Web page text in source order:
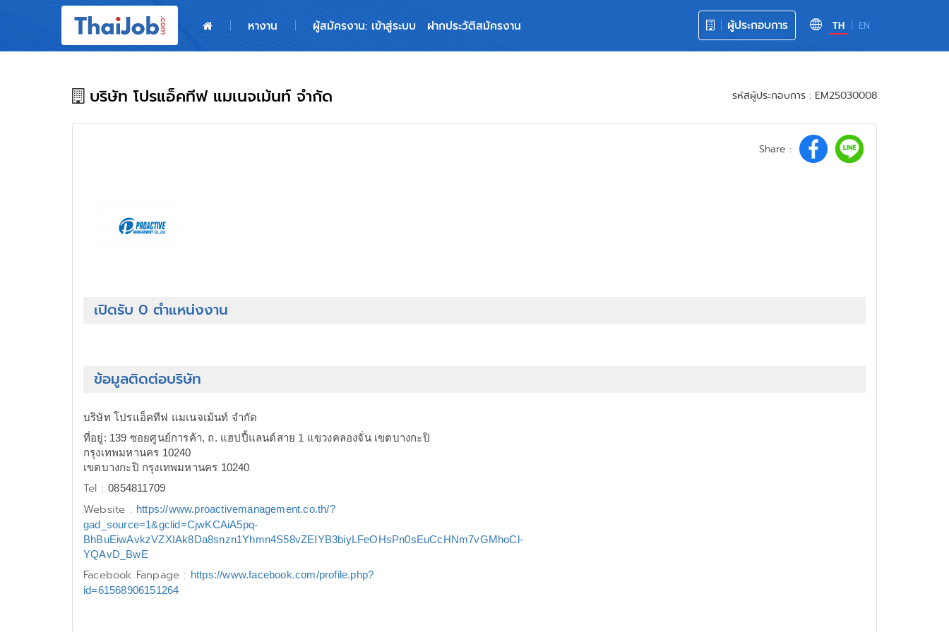
TH EN
ผู้ประกอบการ
หางาน ผู้สมัครงาน: เข้าสู่ระบบ ฝากประวัติสมัครงาน
ผู้สมัครงาน: เข้าสู่ระบบ
บริษัท โปรแอ็คทีฟ แมเนจเม้นท์ จำกัด รหัสผู้ประกอบการ : EM25030008
Share :
เปิดรับ 0 ตำแหน่งงาน
ข้อมูลติดต่อบริษัท
บริษัท โปรแอ็คทีฟ แมเนจเม้นท์ จำกัด
ที่อยู่: 139 ซอยศูนย์การค้า, ถ. แฮปปี้แลนด์สาย 1 แขวงคลองจั่น เขตบางกะปิ
กรุงเทพมหานคร 10240
เขตบางกะปิ กรุงเทพมหานคร 10240
Tel :0854811709
Website : https://www.proactivemanagement.co.th/?
gad_source=1&gclid=CjwKCAiA5pq-
BhBuEiwAvkzVZXIAk8Da8snzn1Yhmn4S58vZEIYB3biyLFeOHsPn0sEuCcHNm7vGMhoCl-
YQAvD_BwE
Facebook Fanpage : https://www.facebook.com/profile.php?
id=61568906151264